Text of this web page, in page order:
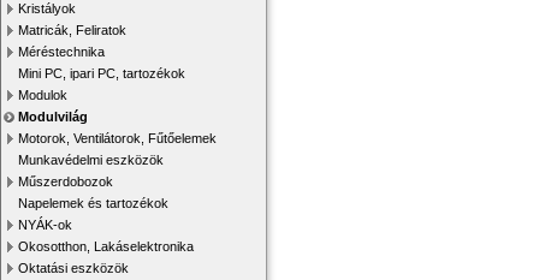
Kristályok
Matricák, Feliratok
Méréstechnika
Mini PC, ipari PC, tartozékok
Modulok
Modulvilág
Motorok, Ventilátorok, Fűtőelemek
Munkavédelmi eszközök
Műszerdobozok
Napelemek és tartozékok
NYÁK-ok
Okosotthon, Lakáselektronika
Oktatási eszközök